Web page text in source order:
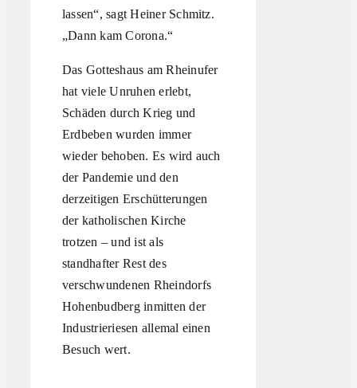
lassen“, sagt Heiner Schmitz.
„Dann kam Corona.“
Das Gotteshaus am Rheinufer
hat viele Unruhen erlebt,
Schäden durch Krieg und
Erdbeben wurden immer
wieder behoben. Es wird auch
der Pandemie und den
derzeitigen Erschütterungen
der katholischen Kirche
trotzen – und ist als
standhafter Rest des
verschwundenen Rheindorfs
Hohenbudberg inmitten der
Industrieriesen allemal einen
Besuch wert.